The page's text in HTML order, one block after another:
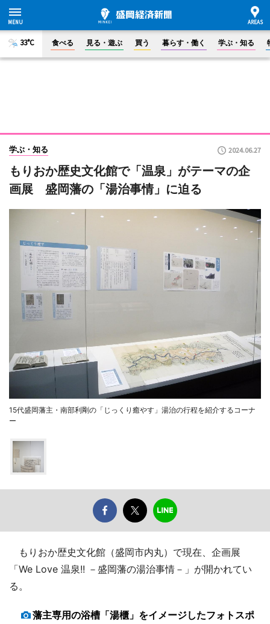
33°C 食べる 見る・遊ぶ 買う 暮らす・働く 学ぶ・知る
学ぶ・知る 2024.06.27
もりおか歴史文化館で「温泉」がテーマの企
画展 盛岡藩の「湯治事情」に迫る
15代盛岡藩主・南部利剛の「じっくり癒やす」湯治の行程を紹介するコーナ
ー
もりおか歴史文化館（盛岡市内丸）で現在、企画展
「We Love 温泉!! －盛岡藩の湯治事情－」が開かれてい
る。
藩主専用の浴槽「湯櫃」をイメージしたフォトスポ